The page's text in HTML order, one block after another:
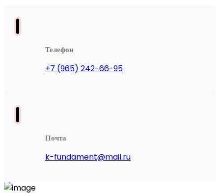
Телефон
+7 (965) 242-66-95
Почта
k-fundament@mail.ru